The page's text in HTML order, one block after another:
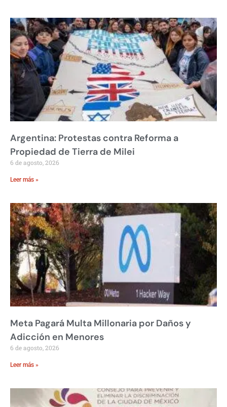
Argentina: Protestas contra Reforma a
Propiedad de Tierra de Milei
6 de agosto, 2026
Leer más »
Meta Pagará Multa Millonaria por Daños y
Adicción en Menores
6 de agosto, 2026
Leer más »